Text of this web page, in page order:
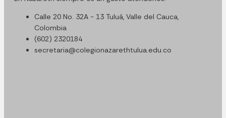
Calle 20 No. 32A - 13 Tuluá, Valle del Cauca,
Colombia
(602) 2320184
secretaria@colegionazarethtulua.edu.co